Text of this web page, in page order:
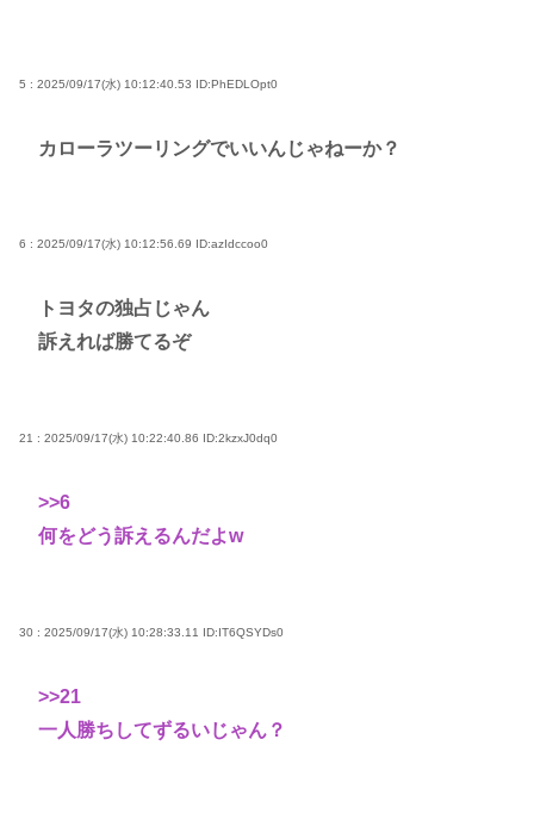
5 : 2025/09/17(水) 10:12:40.53 ID:PhEDLOpt0
カローラツーリングでいいんじゃねーか？
6 : 2025/09/17(水) 10:12:56.69 ID:azIdccoo0
トヨタの独占じゃん
訴えれば勝てるぞ
21 : 2025/09/17(水) 10:22:40.86 ID:2kzxJ0dq0
>>6
何をどう訴えるんだよw
30 : 2025/09/17(水) 10:28:33.11 ID:IT6QSYDs0
>>21
一人勝ちしてずるいじゃん？